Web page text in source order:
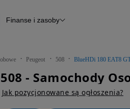
Raport z inspekcji
Otomoto News
Finanse i zasoby
Peugeot 508 BlueHDi 180 EAT8
Jak pozycjonowane są ogłoszenia?